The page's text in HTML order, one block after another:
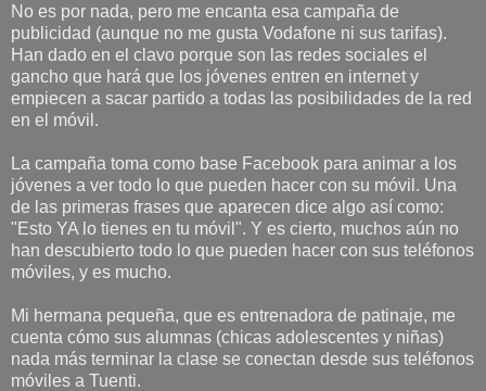
No es por nada, pero me encanta esa campaña de
publicidad (aunque no me gusta Vodafone ni sus tarifas).
Han dado en el clavo porque son las redes sociales el
gancho que hará que los jóvenes entren en internet y
empiecen a sacar partido a todas las posibilidades de la red
en el móvil.
La campaña toma como base Facebook para animar a los
jóvenes a ver todo lo que pueden hacer con su móvil. Una
de las primeras frases que aparecen dice algo así como:
"Esto YA lo tienes en tu móvil". Y es cierto, muchos aún no
han descubierto todo lo que pueden hacer con sus teléfonos
móviles, y es mucho.
Mi hermana pequeña, que es entrenadora de patinaje, me
cuenta cómo sus alumnas (chicas adolescentes y niñas)
nada más terminar la clase se conectan desde sus teléfonos
móviles a Tuenti.